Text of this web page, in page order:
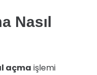
Nasıl
açma işlemi